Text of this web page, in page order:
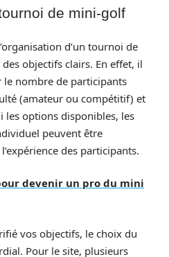
de mini-golf
d’un tournoi de
objectifs clairs. En effet, il
le nombre de participants
(amateur ou compétitif) et
options disponibles, les
peuvent être
des participants.
devenir un pro du mini
vos objectifs, le choix du
Pour le site, plusieurs